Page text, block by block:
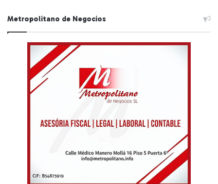
Metropolitano de Negocios